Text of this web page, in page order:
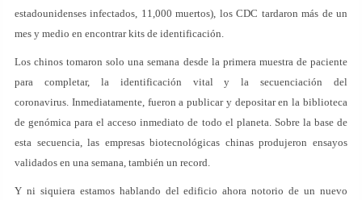
estadounidenses infectados, 11,000 muertos), los CDC tardaron más de un
mes y medio en encontrar kits de identificación.
Los chinos tomaron solo una semana desde la primera muestra de paciente
para completar, la identificación vital y la secuenciación del
coronavirus. Inmediatamente, fueron a publicar y depositar en la biblioteca
de genómica para el acceso inmediato de todo el planeta. Sobre la base de
esta secuencia, las empresas biotecnológicas chinas produjeron ensayos
validados en una semana, también un record.
Y ni siquiera estamos hablando del edificio ahora notorio de un nuevo